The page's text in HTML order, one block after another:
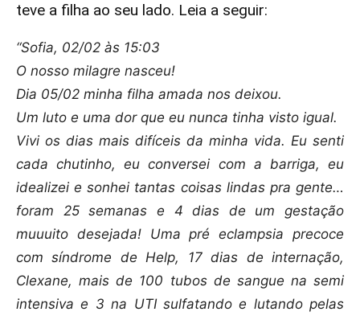
teve a filha ao seu lado. Leia a seguir:
“Sofia, 02/02 às 15:03
O nosso milagre nasceu!
Dia 05/02 minha filha amada nos deixou.
Um luto e uma dor que eu nunca tinha visto igual.
Vivi os dias mais difíceis da minha vida. Eu senti
cada chutinho, eu conversei com a barriga, eu
idealizei e sonhei tantas coisas lindas pra gente…
foram 25 semanas e 4 dias de um gestação
muuuito desejada! Uma pré eclampsia precoce
com síndrome de Help, 17 dias de internação,
Clexane, mais de 100 tubos de sangue na semi
intensiva e 3 na UTI sulfatando e lutando pelas